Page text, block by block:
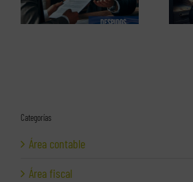
Categorías
Área contable
Área fiscal